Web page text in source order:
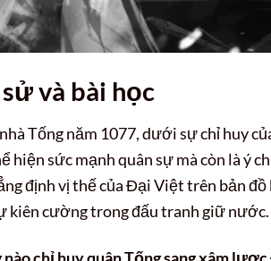
và bài học
Tống năm 1077, dưới sự chỉ huy
hiện sức mạnh quân sự mà còn là ý
định vị thế của Đại Việt trên bản đồ
kiên cường trong đấu tranh giữ nước.